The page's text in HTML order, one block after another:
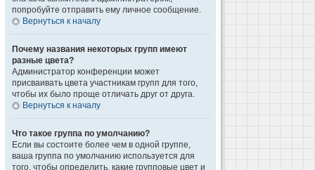
попробуйте отправить ему личное сообщение.
Вернуться к началу
Почему названия некоторых групп имеют
разные цвета?
Администратор конференции может
присваивать цвета участникам групп для того,
чтобы их было проще отличать друг от друга.
Вернуться к началу
Что такое группа по умолчанию?
Если вы состоите более чем в одной группе,
ваша группа по умолчанию используется для
того, чтобы определить, какие групповые цвет и